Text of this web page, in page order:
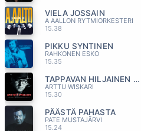
VIELA JOSSAIN
A AALLON RYTMIORKESTERI
15.38
PIKKU SYNTINEN
RAHKONEN ESKO
15.35
TAPPAVAN HILJAINEN RIVARINPATKA
ARTTU WISKARI
15.30
PÄÄSTÄ PAHASTA
PATE MUSTAJÄRVI
15.24